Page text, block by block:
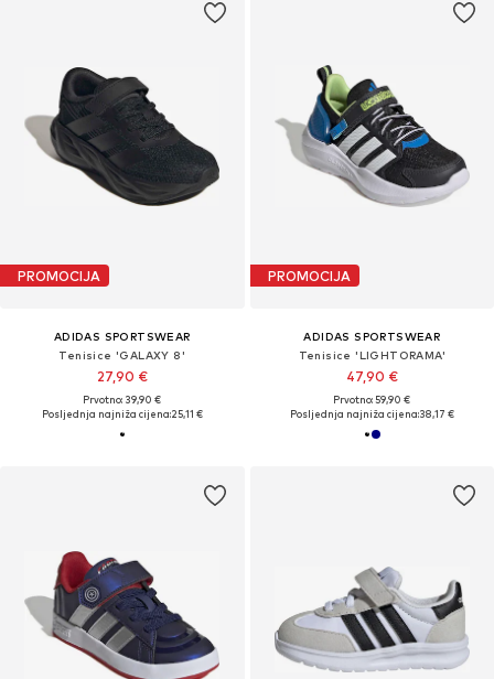
PROMOCIJA
ADIDAS SPORTSWEAR
Tenisice 'GALAXY 8'
27,90 €
Prvotno: 39,90 €
Posljednja najniža cijena:25,11 €
PROMOCIJA
ADIDAS SPORTSWEAR
Tenisice 'LIGHTORAMA'
47,90 €
Prvotno: 59,90 €
Posljednja najniža cijena:38,17 €